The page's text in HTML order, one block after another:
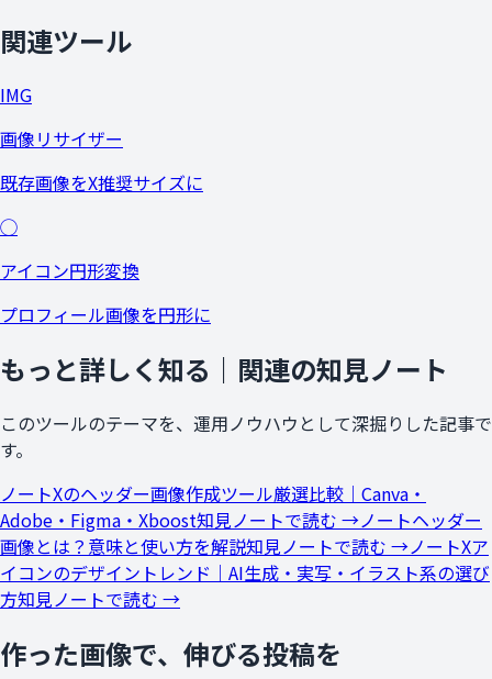
関連ツール
IMG
画像リサイザー
既存画像をX推奨サイズに
◯
アイコン円形変換
プロフィール画像を円形に
もっと詳しく知る｜関連の知見ノート
このツールのテーマを、運用ノウハウとして深掘りした記事で
す。
ノートXのヘッダー画像作成ツール厳選比較｜Canva・
Adobe・Figma・Xboost知見ノートで読む →ノートヘッダー
画像とは？意味と使い方を解説知見ノートで読む →ノートXア
イコンのデザイントレンド｜AI生成・実写・イラスト系の選び
方知見ノートで読む →
作った画像で、伸びる投稿を